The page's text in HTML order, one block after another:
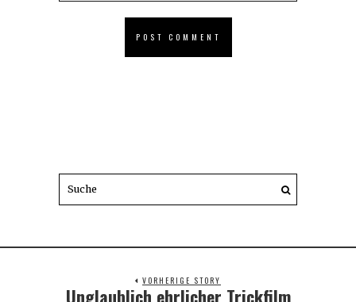
VORHERIGE STORY
Previous
Unglaublich ehrlicher Trickfilm